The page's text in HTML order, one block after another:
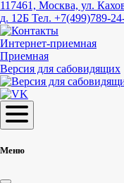
117461, Москва, ул.
д. 12Б Тел. +7(499)789-
Интернет-приемная
Приемная
Версия для сабовидящих
Меню